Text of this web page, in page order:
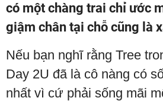
có một chàng trai chỉ ước
giậm chân tại chỗ cũng là
Nếu bạn nghĩ rằng Tree
Day 2U đã là cô nàng có
nhất vì cứ phải sống mãi